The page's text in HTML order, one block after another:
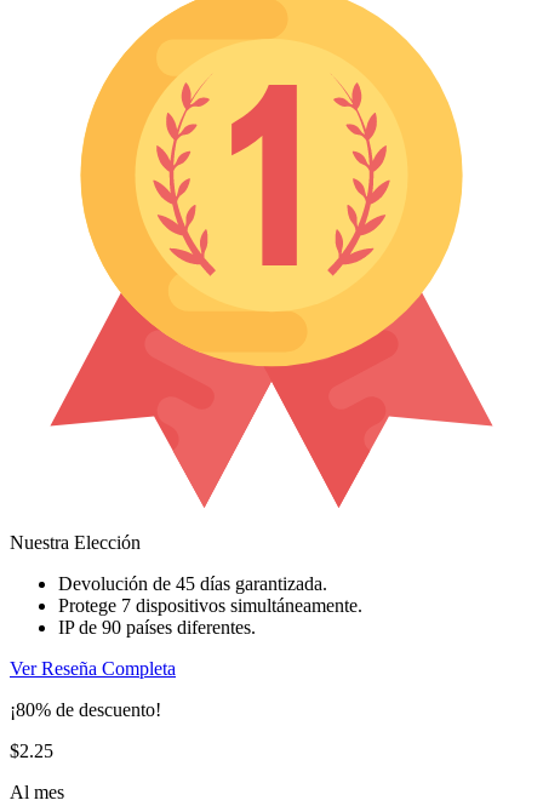
Nuestra Elección
Devolución de 45 días garantizada.
Protege 7 dispositivos simultáneamente.
IP de 90 países diferentes.
Ver Reseña Completa
¡80% de descuento!
$2.25
Al mes